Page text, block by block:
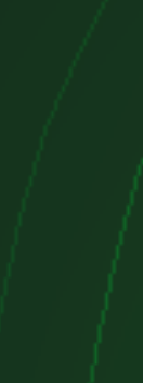
motores y
marcas de
a sus
Cada
para
Además,
cliente
todas sus
compra.
restaurar